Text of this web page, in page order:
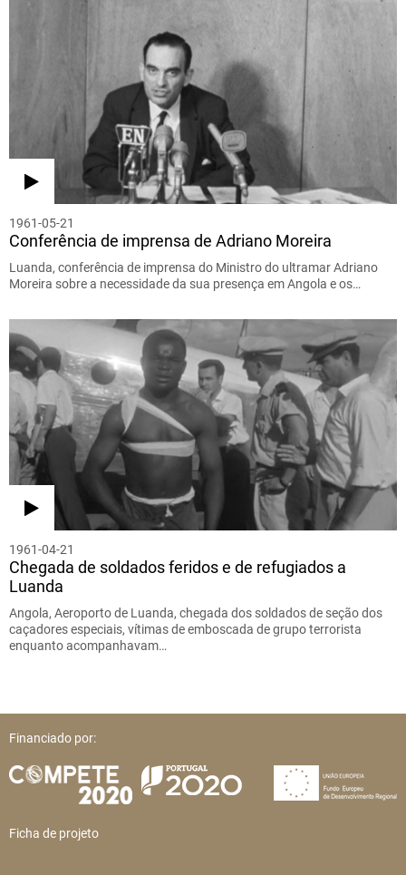
1961-05-21
Conferência de imprensa de Adriano Moreira
Luanda, conferência de imprensa do Ministro do ultramar Adriano
Moreira sobre a necessidade da sua presença em Angola e os…
1961-04-21
Chegada de soldados feridos e de refugiados a
Luanda
Angola, Aeroporto de Luanda, chegada dos soldados de seção dos
caçadores especiais, vítimas de emboscada de grupo terrorista
enquanto acompanhavam…
Financiado por:
Ficha de projeto